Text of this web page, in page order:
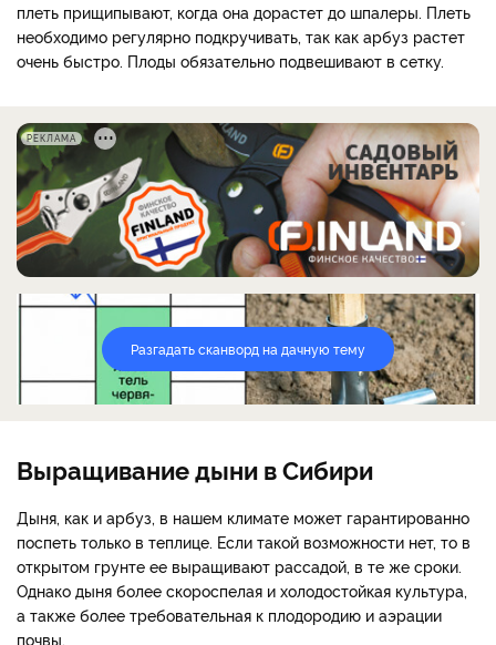
плеть прищипывают, когда она дорастет до шпалеры. Плеть
необходимо регулярно подкручивать, так как арбуз растет
очень быстро. Плоды обязательно подвешивают в сетку.
РЕКЛАМА
Разгадать сканворд на дачную тему
Выращивание дыни в Сибири
Дыня, как и арбуз, в нашем климате может гарантированно
поспеть только в теплице. Если такой возможности нет, то в
открытом грунте ее выращивают рассадой, в те же сроки.
Однако дыня более скороспелая и холодостойкая культура,
а также более требовательная к плодородию и аэрации
почвы.